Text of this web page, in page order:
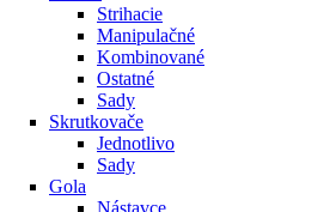
Strihacie
Manipulačné
Kombinované
Ostatné
Sady
Skrutkovače
Jednotlivo
Sady
Gola
Nástavce